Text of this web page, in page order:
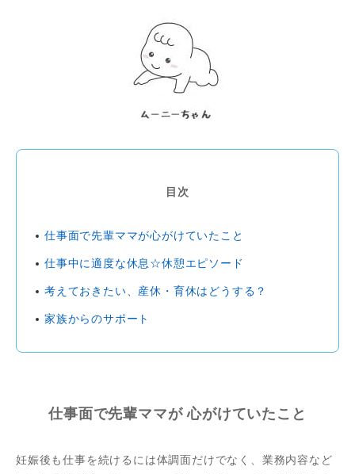
目次
仕事面で先輩ママが心がけていたこと
仕事中に適度な休息☆休憩エピソード
考えておきたい、産休・育休はどうする？
家族からのサポート
仕事面で先輩ママが 心がけていたこと
妊娠後も仕事を続けるには体調面だけでなく、業務内容など